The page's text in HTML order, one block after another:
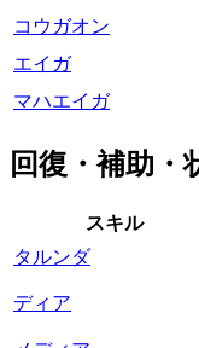
コウガオン
エイガ
マハエイガ
回復・補助・
スキル
タルンダ
ディア